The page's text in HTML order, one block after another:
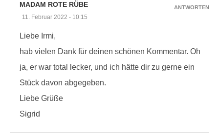
MADAM ROTE RÜBE
11. Februar 2022 - 10:15
Liebe Irmi,
hab vielen Dank für deinen schönen Kommentar. Oh
ja, er war total lecker, und ich hätte dir zu gerne ein
Stück davon abgegeben.
Liebe Grüße
Sigrid
ANTWORTEN